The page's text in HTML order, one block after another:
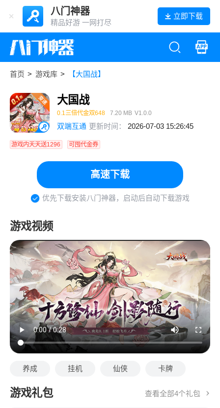
八门神器
精品好游 一网打尽
立即下载
首页 > 游戏库 > 【大国战】
大国战
0.1三倍代金双648 7.20 MB V1.0.0
双端互通 更新时间： 2026-07-03 15:26:45
游戏内天天送1296 可囤代金券
高速下载
优先下载安装八门神器，启动后自动下载游戏
游戏视频
养成 挂机 仙侠 卡牌
游戏礼包 查看全部4个礼包